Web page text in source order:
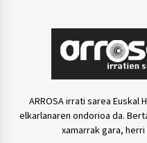
ARROSA irrati sarea
elkarlanaren ondorioa da.
xamarrak gara,